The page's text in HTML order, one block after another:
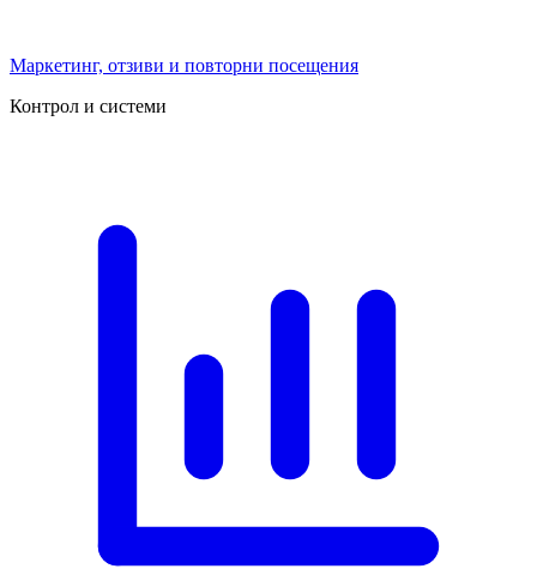
Маркетинг, отзиви и повторни посещения
Контрол и системи